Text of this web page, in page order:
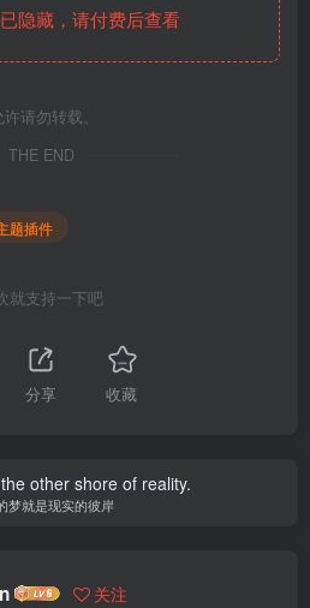
隐藏，请付费后查看
请勿转载。
THE END
题插件
就支持一下吧
分享 收藏
other shore of reality.
梦就是现实的彼岸
关注